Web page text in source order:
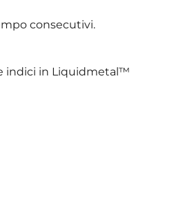
consecutivi.
indici in Liquidmetal™